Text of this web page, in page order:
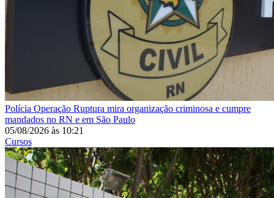
Polícia Operação Ruptura mira organização criminosa e cumpre
mandados no RN e em São Paulo
05/08/2026 às 10:21
Cursos